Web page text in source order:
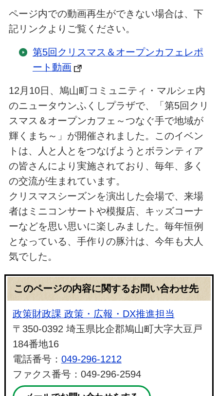
ページ内での動画再生ができない場合は、下
記リンクよりご覧ください。
第5回クリスマス＆オープンカフェレポ
ート動画
12月10日、鳩山町コミュニティ・マルシェ内
のニュータウンふくしプラザで、「第5回クリ
スマス＆オープンカフェ～つなぐ手で地域が
輝くまち～」が開催されました。このイベン
トは、人と人とをつなげようとボランティア
の皆さんにより実施されており、毎年、多く
の交流が生まれています。
クリスマスシーズンを演出した会場で、来場
者はミニコンサートや模擬店、キッズコーナ
ーなどを思い思いに楽しみました。毎年恒例
となっている、手作りの豚汁は、今年も大人
気でした。
このページの内容に関するお問い合わせ先
政策財政課 政策・広報・DX推進担当
〒350-0392 埼玉県比企郡鳩山町大字大豆戸
184番地16
電話番号： 049-296-1212
ファクス番号：049-296-2594